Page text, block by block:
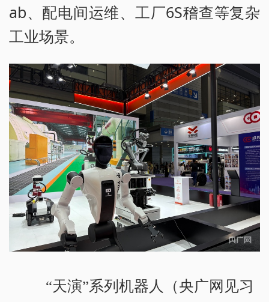
ab、配电间运维、工厂6S稽查等复杂
工业场景。
“天演”系列机器人（央广网见习